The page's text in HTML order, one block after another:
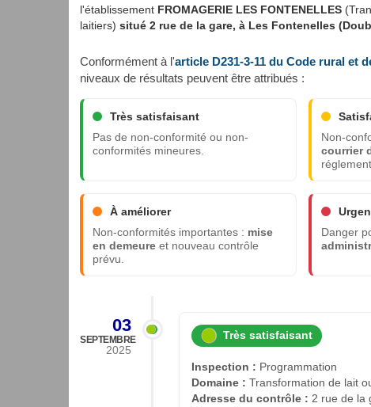
l'établissement FROMAGERIE LES FONTENELLES
laitiers) situé 2 rue de la gare, à Les Fontenelles
Conformément à l'article D231-3-11 du Code rural et
niveaux de résultats peuvent être attribués :
Très satisfaisant
Pas de non-conformité ou non-
conformités mineures.
Non-
courrier
À améliorer
Non-conformités importantes : mise
en demeure et nouveau contrôle
prévu.
Danger
03
SEPTEMBRE
2025
Très satisfaisant
Inspection : Programmation
Domaine : Transformation de lait
Adresse du contrôle : 2 rue de la